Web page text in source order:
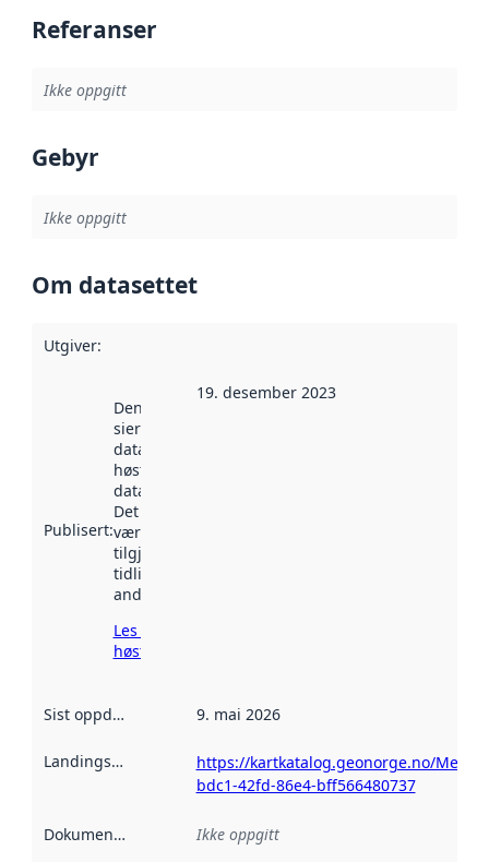
Referanser
Ikke oppgitt
Gebyr
Ikke oppgitt
Om datasettet
Utgiver:
Publisert:
Denne datoen
sier når
datasettet ble
høstet av
data.norge.no.
Det kan ha
vært
tilgjengelig
tidligere
andre steder.
Les mer om
høsting her
19. desember 2023
Sist oppdatert 9. mai 2026
Landingsside
https://kartkatalog.geonorge.no/
bdc1-42fd-86e4-bff566480737
Dokumentasjon Ikke oppgitt